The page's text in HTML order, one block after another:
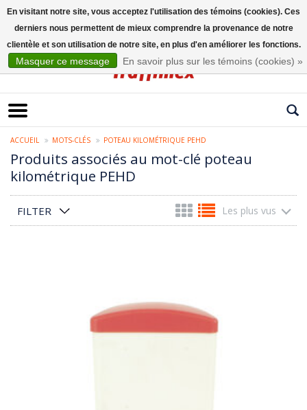
ACCUEIL MOTS-CLÉS POTEAU KILOMÉTRIQUE PEHD
Produits associés au mot-clé poteau
kilométrique PEHD
FILTER Les plus vus
En visitant notre site, vous acceptez l'utilisation des témoins (cookies). Ces
derniers nous permettent de mieux comprendre la provenance de notre
clientèle et son utilisation de notre site, en plus d'en améliorer les fonctions.
Masquer ce message En savoir plus sur les témoins (cookies) »